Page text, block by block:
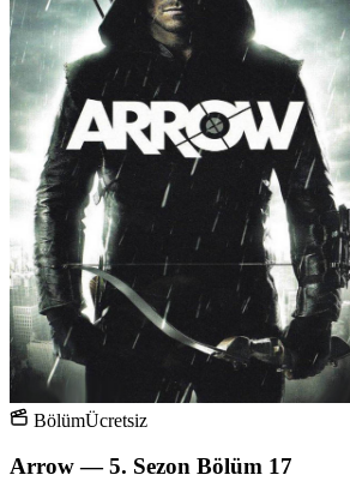
BölümÜcretsiz
Arrow — 5. Sezon Bölüm 17